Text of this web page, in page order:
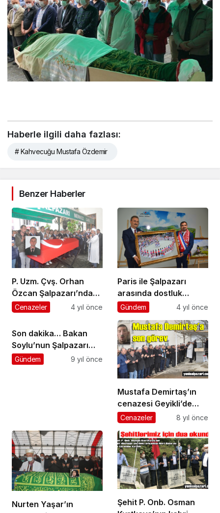
Haberle ilgili daha fazlası:
# Kahvecuğu Mustafa Özdemir
Benzer Haberler
P. Uzm. Çvş. Orhan
Özcan Şalpazarı’nda
ebediyete uğurlandı
Cenazeler 4 yıl önce
Paris ile Şalpazarı
arasında dostluk
köprüsü kuruldu
Gündem 4 yıl önce
Son dakika… Bakan
Soylu’nun Şalpazarı
Programı iptal edildi
Gündem 9 yıl önce
Mustafa Demirtaş’ın
cenazesi Geyikli’de
toprağa verildi
Cenazeler 8 yıl önce
Nurten Yaşar’ın
Şehit P. Onb. Osman